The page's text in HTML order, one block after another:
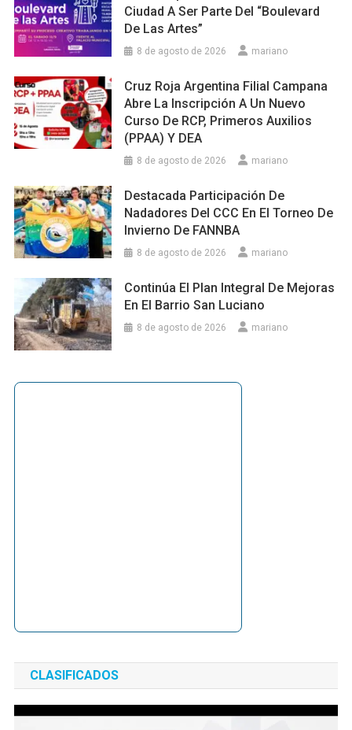
Ciudad A Ser Parte Del “Boulevard
De Las Artes”
8 de agosto de 2026 mariano
Cruz Roja Argentina Filial Campana
Abre La Inscripción A Un Nuevo
Curso De RCP, Primeros Auxilios
(PPAA) Y DEA
8 de agosto de 2026 mariano
Destacada Participación De
Nadadores Del CCC En El Torneo De
Invierno De FANNBA
8 de agosto de 2026 mariano
Continúa El Plan Integral De Mejoras
En El Barrio San Luciano
8 de agosto de 2026 mariano
CLASIFICADOS